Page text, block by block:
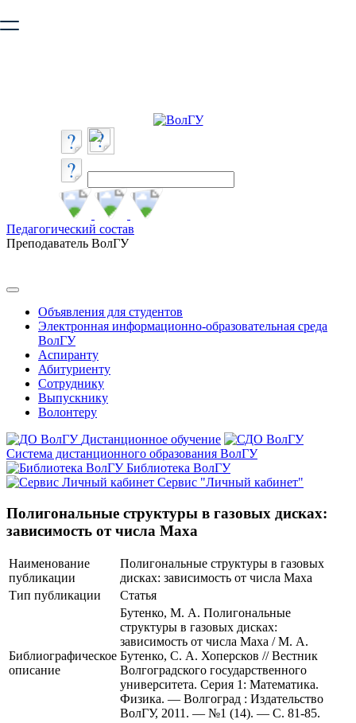
безопасную работу с сайтом. Пожалуйста
Педагогический состав
Преподаватель ВолГУ
Объявления для студентов
Электронная информационно-образовательная среда
ВолГУ
Аспиранту
Абитуриенту
Сотруднику
Выпускнику
Волонтеру
Дистанционное обучение
Система дистанционного образования ВолГУ
Библиотека ВолГУ
Сервис "Личный кабинет"
Полигональные структуры в газовых дисках:
зависимость от числа Маха
Наименование
публикации
Полигональные структуры в газовых
дисках: зависимость от числа Маха
Тип публикации
Статья
Библиографическое
описание
Бутенко, М. А. Полигональные
структуры в газовых дисках:
зависимость от числа Маха / М. А.
Бутенко, С. А. Хоперсков // Вестник
Волгоградского государственного
университета. Серия 1: Математика.
Физика. — Волгоград : Издательство
ВолГУ, 2011. — №1 (14). — С. 81-85.